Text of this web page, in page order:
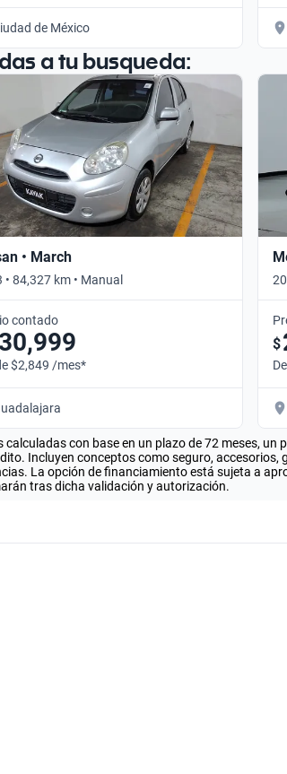
de México
a tu busqueda:
• March
• 84,327 km • Manual
contado
$2,849 /mes*
$
con base en un plazo de 72 meses, un
Incluyen conceptos como seguro,
La opción de financiamiento está sujeta a
tras dicha validación y autorización.